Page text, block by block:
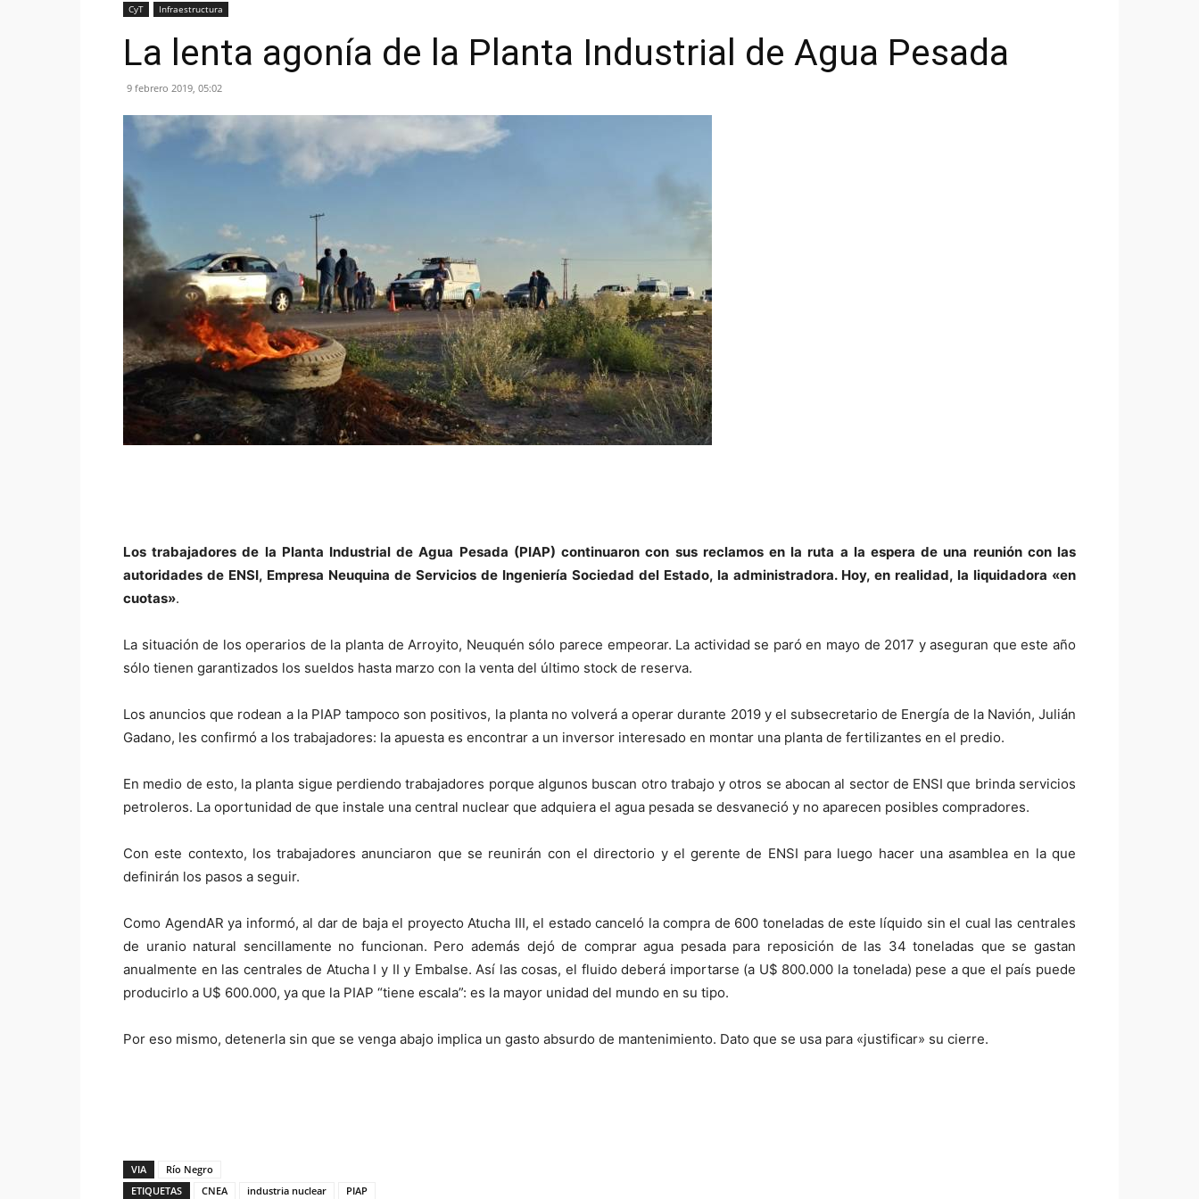
CyT Infraestructura
La lenta agonía de la Planta Industrial de Agua Pesada
9 febrero 2019, 05:02
Los trabajadores de la Planta Industrial de Agua Pesada (PIAP) continuaron con sus reclamos en la ruta a la espera de una reunión con las
autoridades de ENSI, Empresa Neuquina de Servicios de Ingeniería Sociedad del Estado, la administradora. Hoy, en realidad, la liquidadora «en
cuotas».
La situación de los operarios de la planta de Arroyito, Neuquén sólo parece empeorar. La actividad se paró en mayo de 2017 y aseguran que este año
sólo tienen garantizados los sueldos hasta marzo con la venta del último stock de reserva.
Los anuncios que rodean a la PIAP tampoco son positivos, la planta no volverá a operar durante 2019 y el subsecretario de Energía de la Navión, Julián
Gadano, les confirmó a los trabajadores: la apuesta es encontrar a un inversor interesado en montar una planta de fertilizantes en el predio.
En medio de esto, la planta sigue perdiendo trabajadores porque algunos buscan otro trabajo y otros se abocan al sector de ENSI que brinda servicios
petroleros. La oportunidad de que instale una central nuclear que adquiera el agua pesada se desvaneció y no aparecen posibles compradores.
Con este contexto, los trabajadores anunciaron que se reunirán con el directorio y el gerente de ENSI para luego hacer una asamblea en la que
definirán los pasos a seguir.
Como AgendAR ya informó, al dar de baja el proyecto Atucha III, el estado canceló la compra de 600 toneladas de este líquido sin el cual las centrales
de uranio natural sencillamente no funcionan. Pero además dejó de comprar agua pesada para reposición de las 34 toneladas que se gastan
anualmente en las centrales de Atucha I y II y Embalse. Así las cosas, el fluido deberá importarse (a U$ 800.000 la tonelada) pese a que el país puede
producirlo a U$ 600.000, ya que la PIAP “tiene escala”: es la mayor unidad del mundo en su tipo.
Por eso mismo, detenerla sin que se venga abajo implica un gasto absurdo de mantenimiento. Dato que se usa para «justificar» su cierre.
VIA
Río Negro
ETIQUETAS
CNEA industria nuclear PIAP